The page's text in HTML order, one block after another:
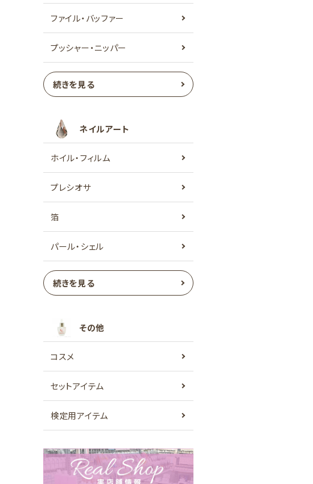
ファイル・バッファー
プッシャー・ニッパー
続きを見る
ネイルアート
ホイル・フィルム
プレシオサ
箔
パール・シェル
続きを見る
その他
コスメ
セットアイテム
検定用アイテム